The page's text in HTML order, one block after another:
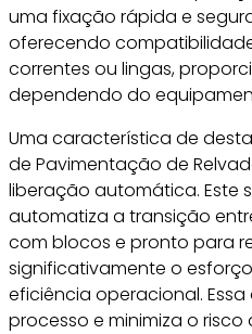
uma fixação rápida e
oferecendo
correntes ou lingas,
dependendo do
Uma característica de
de Pavimentação de
liberação automática. Este
automatiza a transição
com blocos e pronto para
significativamente o
eficiência operacional.
processo e minimiza o